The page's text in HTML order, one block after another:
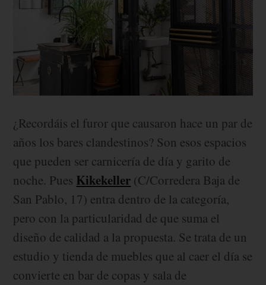
¿Recordáis el furor que causaron hace un par de
años los bares clandestinos? Son esos espacios
que pueden ser carnicería de día y garito de
noche. Pues Kikekeller (C/Corredera Baja de
San Pablo, 17) entra dentro de la categoría,
pero con la particularidad de que suma el
diseño de calidad a la propuesta. Se trata de un
estudio y tienda de muebles que al caer el día se
convierte en bar de copas y sala de